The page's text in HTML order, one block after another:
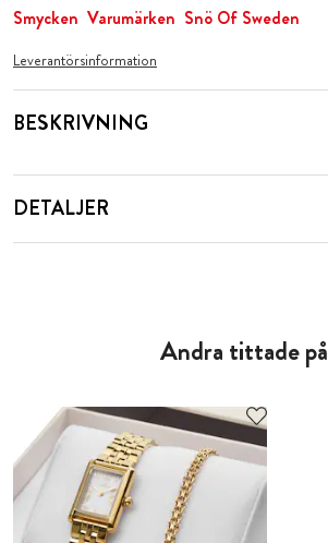
Smycken Varumärken Snö Of Sweden
Leverantörsinformation
BESKRIVNING
DETALJER
Andra tittade på